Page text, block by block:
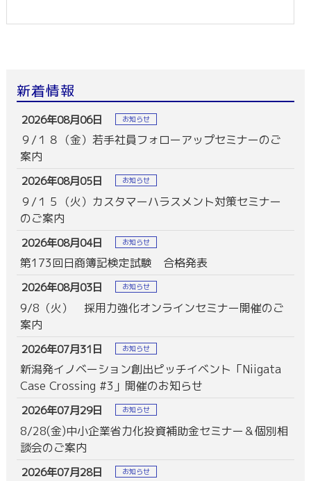
新着情報
2026年08月06日 お知らせ
９/１８（金）若手社員フォローアップセミナーのご
案内
2026年08月05日 お知らせ
９/１５（火）カスタマーハラスメント対策セミナー
のご案内
2026年08月04日 お知らせ
第173回日商簿記検定試験 合格発表
2026年08月03日 お知らせ
9/8（火） 採用力強化オンラインセミナー開催のご
案内
2026年07月31日 お知らせ
新潟発イノベーション創出ピッチイベント「Niigata
Case Crossing #3」開催のお知らせ
2026年07月29日 お知らせ
8/28(金)中小企業省力化投資補助金セミナー＆個別相
談会のご案内
2026年07月28日 お知らせ